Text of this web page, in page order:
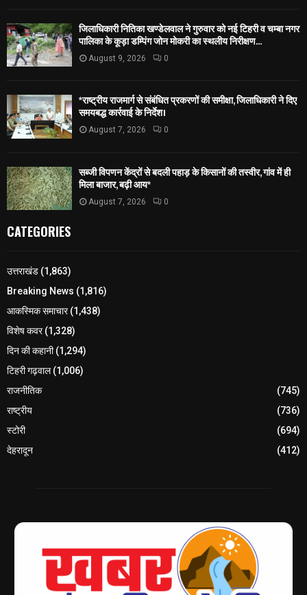
जिलाधिकारी नितिका खण्डेलवाल ने गुरुवार को नई टिहरी व चम्बा नगर
पालिका के कूड़ा डम्पिंग जोन मोकरी का स्थलीय निरीक्षण...
August 9, 2026 0
*राष्ट्रीय राजमार्ग से संबंधित प्रकरणों की समीक्षा, जिलाधिकारी ने दिए
समयबद्ध कार्रवाई के निर्देश।
August 7, 2026 0
सब्जी विपणन केंद्रों से बदली पहाड़ के किसानों की तस्वीर, गांव में ही
मिला बाजार, बढ़ी आय*
August 7, 2026 0
CATEGORIES
उत्तराखंड (1,863)
Breaking News (1,816)
आकस्मिक समाचार(1,438)
विशेष कवर(1,328)
दिन की कहानी(1,294)
टिहरी गढ़वाल(1,006)
राजनीतिक
(745)
राष्ट्रीय
(736)
स्टोरी
(694)
देहरादून
(412)